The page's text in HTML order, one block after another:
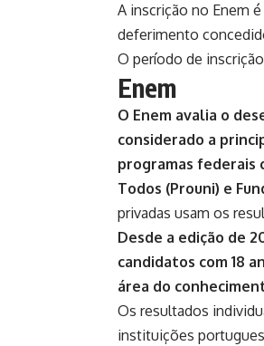
A inscrição no Enem
deferimento
O período de
Enem
O Enem avalia o
considerado a
programas federais
Todos (Prouni) e
privadas usam os
Desde a edição de
candidatos com 18
área do
Os resultados
instituições